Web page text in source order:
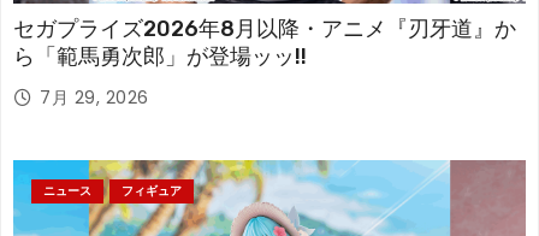
セガプライズ2026年8月以降・アニメ『刃牙道』か
ら「範馬勇次郎」が登場ッッ!!
7月 29, 2026
ニュース フィギュア